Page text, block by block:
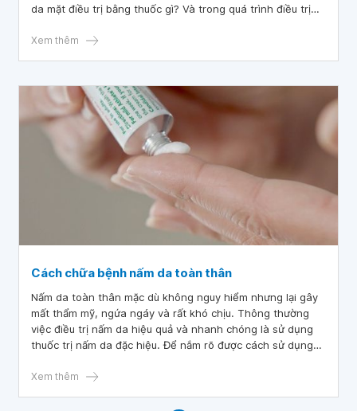
da mặt điều trị bằng thuốc gì? Và trong quá trình điều trị
Xem thêm
Cách chữa bệnh nấm da toàn thân
Nấm da toàn thân mặc dù không nguy hiểm nhưng lại gây
mất thẩm mỹ, ngứa ngáy và rất khó chịu. Thông thường
việc điều trị nấm da hiệu quả và nhanh chóng là sử dụng
thuốc trị nấm da đặc hiệu. Để nắm rõ được cách sử dụng
Xem thêm